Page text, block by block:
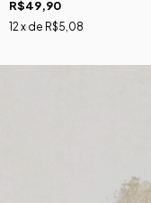
R$49,90
12 x de R$5,08